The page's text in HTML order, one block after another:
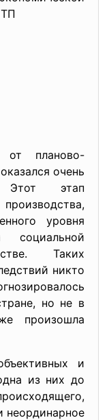
от планово-
очень
этап
уровня
социальной
Таких
никто
но не в
произошла
и
из них до
неординарное